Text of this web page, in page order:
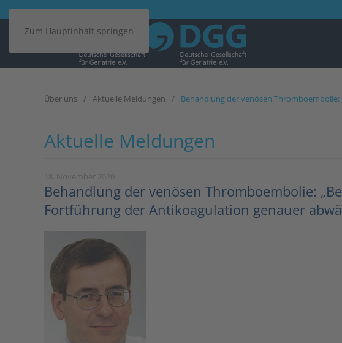
Zum Hauptinhalt springen
Über uns Aktuelle Meldungen Behandlung der venösen
Aktuelle Meldungen
Behandlung der venösen Thromboembolie:
Fortführung der Antikoagulation genauer